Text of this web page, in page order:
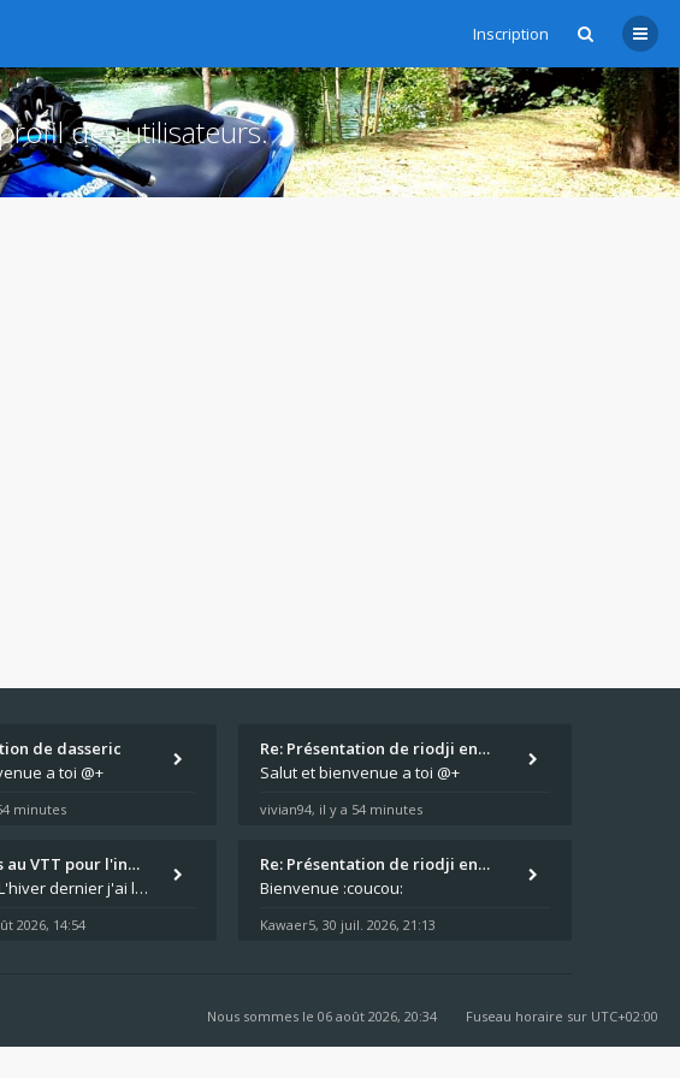
Inscription
des utilisateurs.
de dasseric
a toi @+
minutes
Re: Présentation de riodji en…
Salut et bienvenue a toi @+
vivian94, il y a 54 minutes
au VTT pour l'in…
Salut à tous, L'hiver dernier j'ai laissé l'ER-5 au garage plus souvent que je veux bien l'admettre, et le médecin m'a
2026, 14:54
Re: Présentation de riodji en…
Bienvenue :coucou:
Kawaer5, 30 juil. 2026, 21:13
Fuseau horaire sur UTC+02:00
Nous sommes le 06 août 2026, 20:34